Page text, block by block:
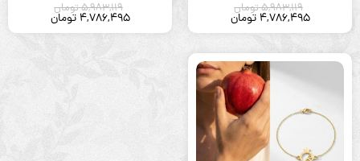
5,983,119تومان
4,786,495 تومان
5,983,119تومان
4,786,495 تومان